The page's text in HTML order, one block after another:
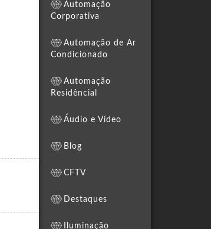
Automação
Corporativa
Automação de Ar
Condicionado
Automação
Residêncial
Áudio e Vídeo
Blog
CFTV
Destaques
Iluminação